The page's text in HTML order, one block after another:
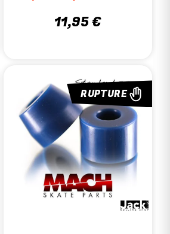
de ride.
!
11,95 €
RUPTURE